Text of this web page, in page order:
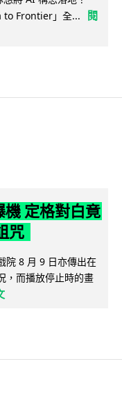
to Frontier」全...
閱
機 定格對白竟
咒
院 8 月 9 日亦傳出在
，而播放停止時的畫